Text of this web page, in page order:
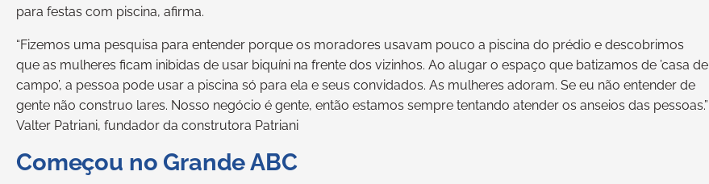
para festas com piscina, afirma.
“Fizemos uma pesquisa para entender porque os moradores usavam pouco a piscina do prédio e descobrimos
que as mulheres ficam inibidas de usar biquíni na frente dos vizinhos. Ao alugar o espaço que batizamos de ’casa de
campo’, a pessoa pode usar a piscina só para ela e seus convidados. As mulheres adoram. Se eu não entender de
gente não construo lares. Nosso negócio é gente, então estamos sempre tentando atender os anseios das pessoas.”
Valter Patriani, fundador da construtora Patriani
Começou no Grande ABC